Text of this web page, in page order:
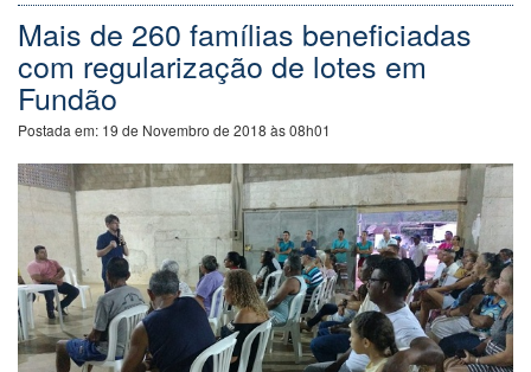
Mais de 260 famílias beneficiadas
com regularização de lotes em
Fundão
Postada em: 19 de Novembro de 2018 às 08h01